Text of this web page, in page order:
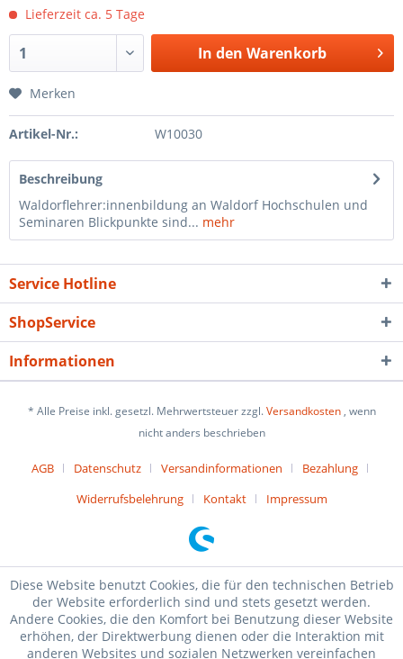
Lieferzeit ca. 5 Tage
In den Warenkorb
Merken
Artikel-Nr.: W10030
Beschreibung
Waldorflehrer:innenbildung an Waldorf Hochschulen und
Seminaren Blickpunkte sind... mehr
Service Hotline
ShopService
Informationen
* Alle Preise inkl. gesetzl. Mehrwertsteuer zzgl.Versandkosten, wenn
nicht anders beschrieben
AGB Datenschutz Versandinformationen
Bezahlung
Widerrufsbelehrung
Kontakt Impressum
Diese Website benutzt Cookies, die für den technischen Betrieb
der Website erforderlich sind und stets gesetzt werden.
Andere Cookies, die den Komfort bei Benutzung dieser Website
erhöhen, der Direktwerbung dienen oder die Interaktion mit
anderen Websites und sozialen Netzwerken vereinfachen